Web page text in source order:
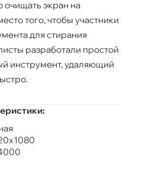
экран на
того, чтобы участники
для стирания
разработали простой
инструмент, удаляющий